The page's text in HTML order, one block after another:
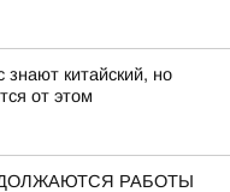
китайский, но
от этом
РАБОТЫ